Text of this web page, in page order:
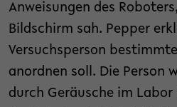
Anweisungen des
Bildschirm sah. Pepper
Versuchsperson
anordnen soll. Die Person
durch Geräusche im